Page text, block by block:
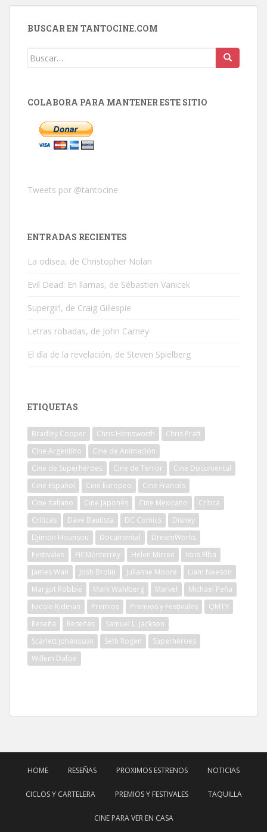
BUSCAR EN TANTOCINE.COM
Buscar:
COLABORA PARA MANTENER ESTE SITIO
Tweets por @tantocine
ENTRADAS RECIENTES
La odisea, de Christopher Nolan
Evil Dead: En llamas, de Sébastien Vanicek
Supergirl, de Craig Gillespie
Letras robadas, de John Carney
El día de la revelación, de Steven Spielberg
ETIQUETAS
Bradley Cooper Chris Hemsworth
Chris Pratt
Cine Argentino
Cine de Animación
Cine de Superhéroes
Cine de Terror
Cine Documental
Cine Español
Cine Europeo
Cine Francés
Cine Italiano
Cine Japonés Cine Mexicano
Crítica
Críticas
Dave Bautista DC Comics
Disney
Djimon Hounsou
Documental
DreamWorks
Festivales
FICMonterrey Helen Mirren
Idris Elba
James Wan
Josh Brolin Julianne Moore
Liam Neeson
Margot Robbie
Mark Wahlberg Marvel
Michael Peña
Nicole Kidman
Premios Premios y Festivales
QMTY
Reseña
Reseñas
Samuel L. Jackson
Scarlett Johansson
Seth Rogen
Superhéroes
Willem Dafoe
HOME RESEÑAS PROXIMOS ESTRENOS NOTICIAS
CICLOS Y CARTELERA PREMIOS Y FESTIVALES TAQUILLA
CINE PARA VER EN CASA